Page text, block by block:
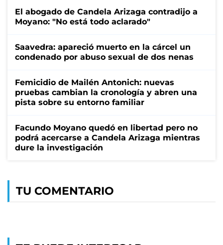
El abogado de Candela Arizaga contradijo a
Moyano: "No está todo aclarado"
Saavedra: apareció muerto en la cárcel un
condenado por abuso sexual de dos nenas
Femicidio de Mailén Antonich: nuevas
pruebas cambian la cronología y abren una
pista sobre su entorno familiar
Facundo Moyano quedó en libertad pero no
podrá acercarse a Candela Arizaga mientras
dure la investigación
TU COMENTARIO